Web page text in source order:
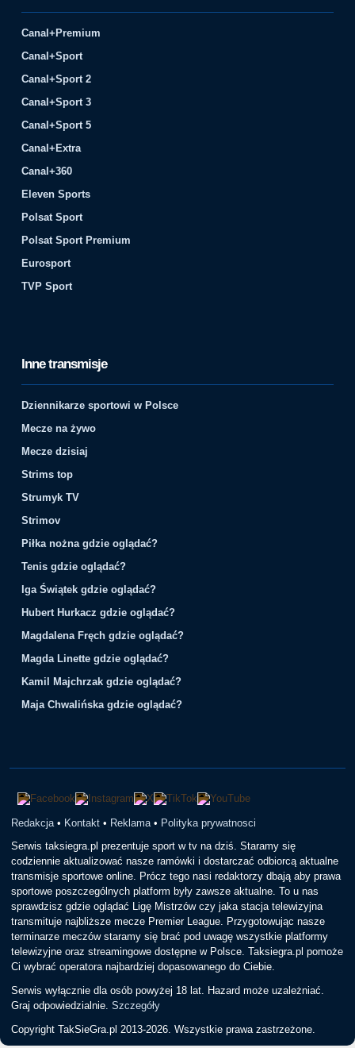
Canal+Premium
Canal+Sport
Canal+Sport 2
Canal+Sport 3
Canal+Sport 5
Canal+Extra
Canal+360
Eleven Sports
Polsat Sport
Polsat Sport Premium
Eurosport
TVP Sport
Inne transmisje
Dziennikarze sportowi w Polsce
Mecze na żywo
Mecze dzisiaj
Strims top
Strumyk TV
Strimov
Piłka nożna gdzie oglądać?
Tenis gdzie oglądać?
Iga Świątek gdzie oglądać?
Hubert Hurkacz gdzie oglądać?
Magdalena Fręch gdzie oglądać?
Magda Linette gdzie oglądać?
Kamil Majchrzak gdzie oglądać?
Maja Chwalińska gdzie oglądać?
Redakcja • Kontakt • Reklama • Polityka prywatnosci
Serwis taksiegra.pl prezentuje sport w tv na dziś. Staramy się
codziennie aktualizować nasze ramówki i dostarczać odbiorcą aktualne
transmisje sportowe online. Prócz tego nasi redaktorzy dbają aby prawa
sportowe poszczególnych platform były zawsze aktualne. To u nas
sprawdzisz gdzie oglądać Ligę Mistrzów czy jaka stacja telewizyjna
transmituje najbliższe mecze Premier League. Przygotowując nasze
terminarze meczów staramy się brać pod uwagę wszystkie platformy
telewizyjne oraz streamingowe dostępne w Polsce. Taksiegra.pl pomoże
Ci wybrać operatora najbardziej dopasowanego do Ciebie.
Serwis wyłącznie dla osób powyżej 18 lat. Hazard może uzależniać.
Graj odpowiedzialnie.Szczegóły
Copyright TakSieGra.pl 2013-2026. Wszystkie prawa zastrzeżone.